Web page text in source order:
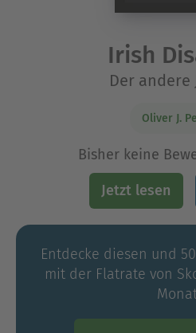
Irish
Der andere
Oliver J.
Bisher keine
Jetzt lesen
Entdecke diesen und
mit der Flatrate von